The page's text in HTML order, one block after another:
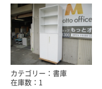
カテゴリー：書庫
在庫数：1